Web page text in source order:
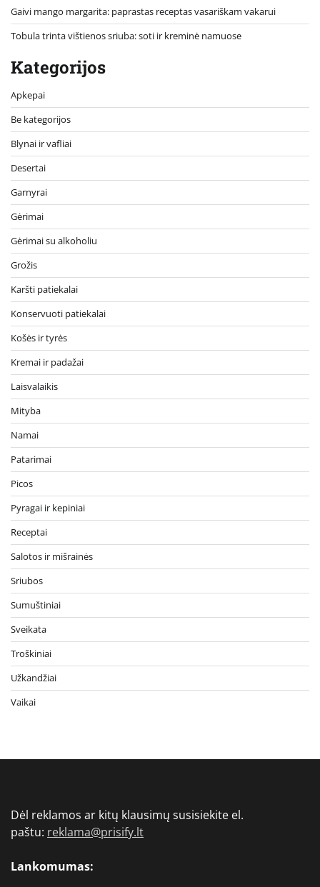
Gaivi mango margarita: paprastas receptas vasariškam vakarui
Tobula trinta vištienos sriuba: soti ir kreminė namuose
Kategorijos
Apkepai
Be kategorijos
Blynai ir vafliai
Desertai
Garnyrai
Gėrimai
Gėrimai su alkoholiu
Grožis
Karšti patiekalai
Konservuoti patiekalai
Košės ir tyrės
Kremai ir padažai
Laisvalaikis
Mityba
Namai
Patarimai
Picos
Pyragai ir kepiniai
Receptai
Salotos ir mišrainės
Sriubos
Sumuštiniai
Sveikata
Troškiniai
Užkandžiai
Vaikai
Dėl reklamos ar kitų klausimų susisiekite el.
paštu: reklama@prisify.lt
Lankomumas: